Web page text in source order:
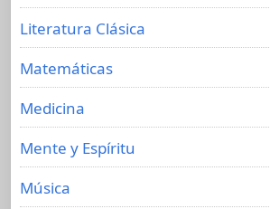
Literatura Clásica
Matemáticas
Medicina
Mente y Espíritu
Música